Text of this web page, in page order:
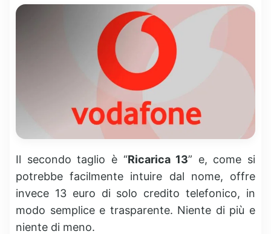
Il secondo taglio è “Ricarica 13” e, come si
potrebbe facilmente intuire dal nome, offre
invece 13 euro di solo credito telefonico, in
modo semplice e trasparente. Niente di più e
niente di meno.